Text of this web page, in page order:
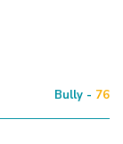
Bully - 76